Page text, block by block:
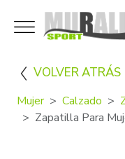
VOLVER ATRÁS
Mujer Calzado
Zapatilla Para